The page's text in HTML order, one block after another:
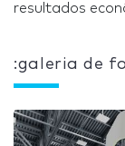
resultados
:galeria de